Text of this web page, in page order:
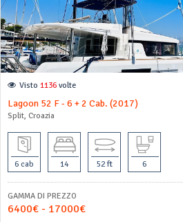
Visto 1136 volte
Lagoon 52 F - 6 + 2 Cab. (2017)
Split, Croazia
6 cab 14 52 ft 6
GAMMA DI PREZZO
6400€ - 17000€